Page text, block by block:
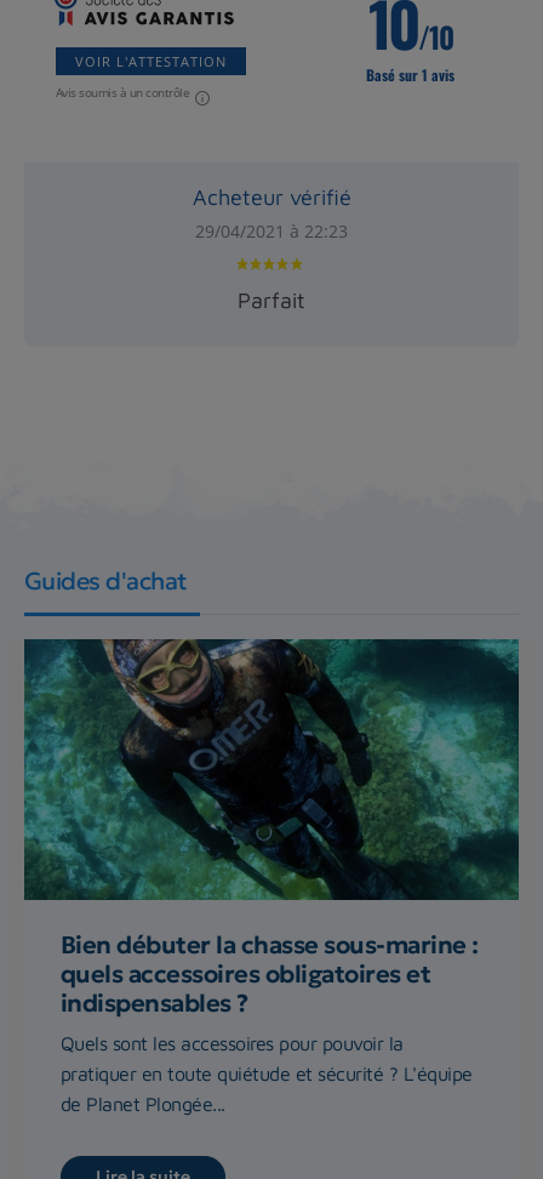
VOIR L'ATTESTATION
Avis soumis à un contrôle
10/10
Basé sur 1 avis
Acheteur vérifié
29/04/2021 à 22:23
Parfait
Guides d'achat
Bien débuter la chasse sous-marine :
quels accessoires obligatoires et
indispensables ?
Quels sont les accessoires pour pouvoir la
pratiquer en toute quiétude et sécurité ? L'équipe
de Planet Plongée...